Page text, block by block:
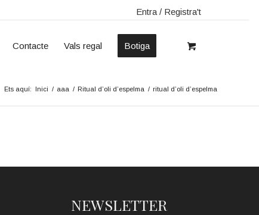
Entra / Registra't
Contacte Vals regal Botiga
Ets aquí: Inici / aaa / Ritual d’oli d’espelma / ritual d’oli d’espelma
NEWSLETTER